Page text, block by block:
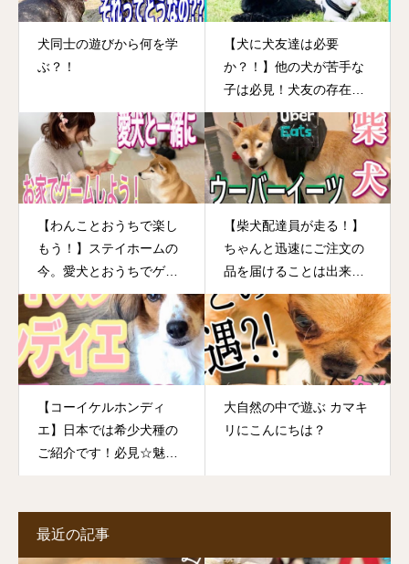
犬同士の遊びから何を学
ぶ？！
【犬に犬友達は必要
か？！】他の犬が苦手な
子は必見！犬友の存在っ
て？！
【わんことおうちで楽し
もう！】ステイホームの
今。愛犬とおうちでゲー
ムして楽しましょう！信
頼関係も深まっていいこ
とづくめ♡ですよ！
【柴犬配達員が走る！】
ちゃんと迅速にご注文の
品を届けることは出来る
のか？！ウーバーイーツ
で注文されたものを柴犬
配達員がお届け！
【コーイケルホンディ
エ】日本では希少犬種の
ご紹介です！必見☆魅力
大自然の中で遊ぶ カマキ
リにこんにちは？
最近の記事